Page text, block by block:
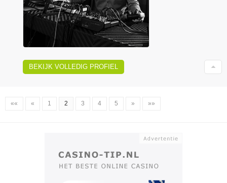
BEKIJK VOLLEDIG PROFIEL
«« « 1 2 3 4 5 » »»